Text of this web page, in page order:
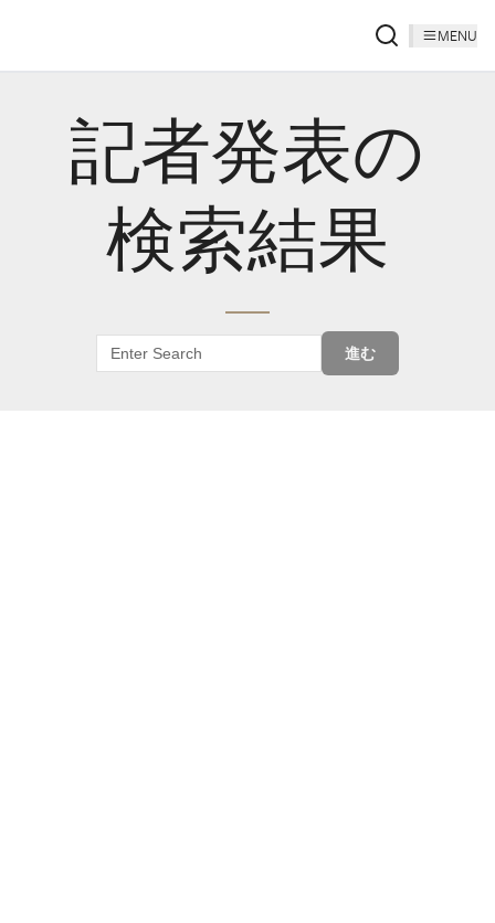
MENU
記者発表の
検索結果
進む